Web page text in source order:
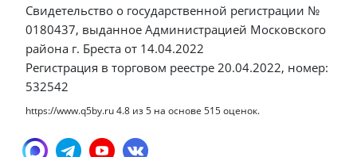
Свидетельство о государственной регистрации №
0180437, выданное Администрацией Московского
района г. Бреста от 14.04.2022
Регистрация в торговом реестре 20.04.2022, номер:
532542
https://www.q5by.ru4.8 из5 на основе 515оценок.